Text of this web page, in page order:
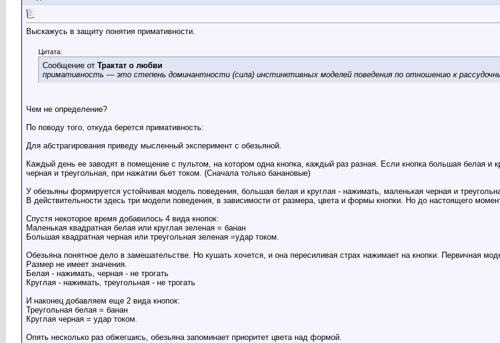
Выскажусь в защиту понятия примативности.
Цитата:
Сообщение от Трактат о любви
примативность — это степень доминантности (сила) инстинктивных моделей поведения по отношению к
Чем не определение?
По поводу того, откуда берется примативность:
Для абстрагирования приведу мысленный эксперимент с обезьяной.
Каждый день ее заводят в помещение с пультом, на котором одна кнопка, каждый раз разная. Если кнопка большая белая и
черная и треугольная, при нажатии бьет током. (Сначала только банановые)
У обезьяны формируется устойчивая модель поведения, большая белая и круглая - нажимать, маленькая черная и
В действительности здесь три модели поведения, в зависимости от размера, цвета и формы кнопки. Но до настоящего
Спустя некоторое время добавилось 4 вида кнопок:
Маленькая квадратная белая или круглая зеленая = банан
Большая квадратная черная или треугольная зеленая =удар током.
Обезьяна понятное дело в замешательстве. Но кушать хочется, и она пересиливая страх нажимает на кнопки. Первичная
Размер не имеет значения.
Белая - нажимать, черная - не трогать
Круглая - нажимать, треугольная - не трогать
И наконец добавляем еще 2 вида кнопок:
Треугольная белая = банан
Круглая черная = удар током.
Опять несколько раз обжегшись, обезьяна запоминает приоритет цвета над формой.